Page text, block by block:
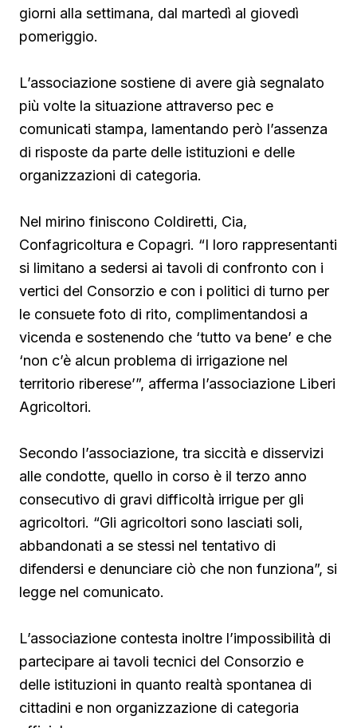
giorni alla settimana, dal martedì al giovedì
pomeriggio.
L’associazione sostiene di avere già segnalato
più volte la situazione attraverso pec e
comunicati stampa, lamentando però l’assenza
di risposte da parte delle istituzioni e delle
organizzazioni di categoria.
Nel mirino finiscono Coldiretti, Cia,
Confagricoltura e Copagri. “I loro rappresentanti
si limitano a sedersi ai tavoli di confronto con i
vertici del Consorzio e con i politici di turno per
le consuete foto di rito, complimentandosi a
vicenda e sostenendo che ‘tutto va bene’ e che
‘non c’è alcun problema di irrigazione nel
territorio riberese’”, afferma l’associazione Liberi
Agricoltori.
Secondo l’associazione, tra siccità e disservizi
alle condotte, quello in corso è il terzo anno
consecutivo di gravi difficoltà irrigue per gli
agricoltori. “Gli agricoltori sono lasciati soli,
abbandonati a se stessi nel tentativo di
difendersi e denunciare ciò che non funziona”, si
legge nel comunicato.
L’associazione contesta inoltre l’impossibilità di
partecipare ai tavoli tecnici del Consorzio e
delle istituzioni in quanto realtà spontanea di
cittadini e non organizzazione di categoria